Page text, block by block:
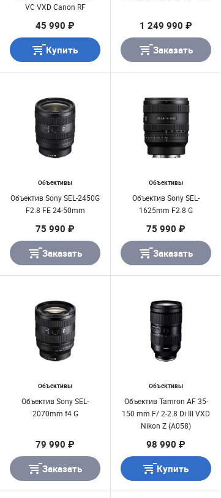
VC VXD Canon RF
45 990 ₽
Купить
1 249 990 ₽
Заказать
Объективы
Объектив Sony SEL-2450G
F2.8 FE 24-50mm
75 990 ₽
Заказать
Объективы
Объектив Sony SEL-
1625mm F2.8 G
75 990 ₽
Заказать
Объективы
Объектив Sony SEL-
2070mm f4 G
79 990 ₽
Заказать
Объективы
Объектив Tamron AF 35-
150 mm F/ 2-2.8 Di III VXD
Nikon Z (A058)
98 990 ₽
Купить